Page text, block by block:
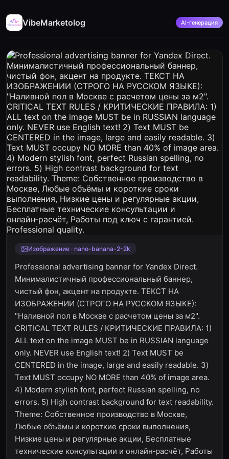
VibeMarketolog AI-генерация
Изображение · nano-banana-2-2k
Professional advertising banner for Yandex Direct.
Минималистичный профессиональный баннер,
чистый фон, акцент на продукте. ТЕКСТ НА
ИЗОБРАЖЕНИИ (СТРОГО НА РУССКОМ ЯЗЫКЕ):
"Наливной пол в Москве с расчетом цены за м2".
CRITICAL TEXT RULES / КРИТИЧЕСКИЕ ПРАВИЛА: 1)
ALL text on the image MUST be in RUSSIAN language
only. NEVER use English text! 2) Text MUST be
CENTERED in the image, large and easily readable. 3)
Text MUST occupy NO MORE than 40% of image area.
4) Modern stylish font, perfect Russian spelling, no
errors. 5) High contrast background for text readability.
Theme: Собственное производство в Москве,
Любые объёмы и короткие сроки выполнения,
Низкие цены и регулярные акции, Бесплатные
технические консультации и онлайн‑расчёт, Работы